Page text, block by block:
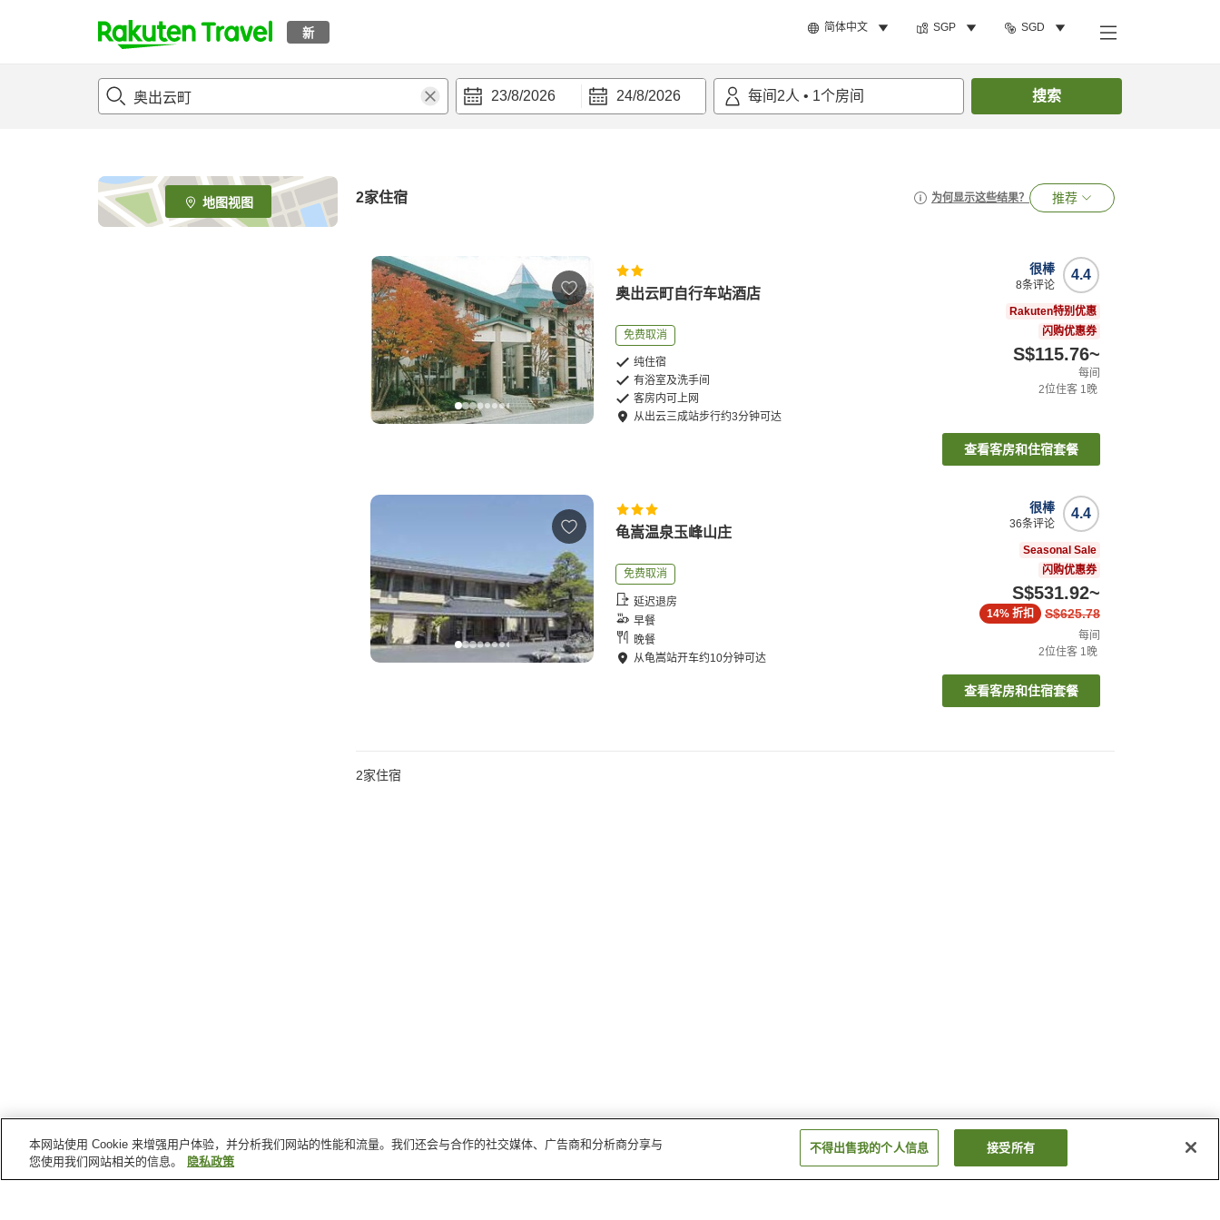
新 简体中文 SGP SGD
t
p
e
_
s
23/8/2026 24/8/2026 每间 2人 • 1个房间 搜索
地图视图 2家住宿 为何显示这些结果？ 推荐
奥出云町自行车站酒店
免费取消
纯住宿
有浴室及洗手间
客房内可上网
从出云三成站步行约3分钟可达
4.4
很棒
8条评论
Rakuten特别优惠
闪购优惠券
S$115.76~
每间
2位住客 1晚
查看客房和住宿套餐
龟嵩温泉玉峰山庄
免费取消
延迟退房
早餐
晚餐
从龟嵩站开车约10分钟可达
4.4
很棒
36条评论
Seasonal Sale
闪购优惠券
S$531.92~
S$625.78
14% 折扣
每间
2位住客 1晚
查看客房和住宿套餐
2家住宿
本网站使用 Cookie 来增强用户体验，并分析我们网站的性能和流量。我们还会与合作的社交媒体、广告商和分析商分享与
您使用我们网站相关的信息。
隐私政策
不得出售我的个人信息 接受所有